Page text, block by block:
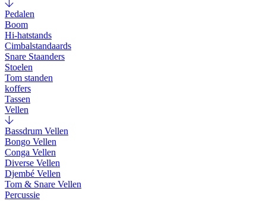
Pedalen
Boom
Hi-hatstands
Cimbalstandaards
Snare Staanders
Stoelen
Tom standen
koffers
Tassen
Vellen
Bassdrum Vellen
Bongo Vellen
Conga Vellen
Diverse Vellen
Djembé Vellen
Tom & Snare Vellen
Percussie